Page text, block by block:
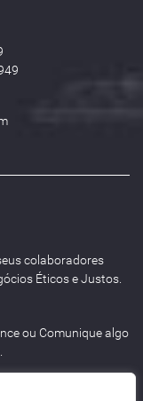
colaboradores
Éticos e Justos.
ou Comunique algo